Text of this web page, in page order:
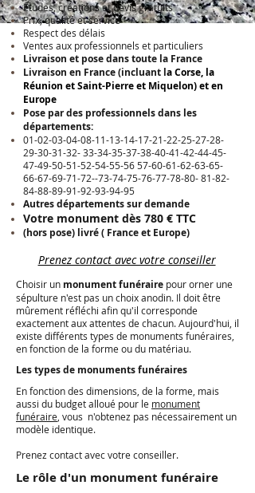
Études, créations et devis gratuits
Prix, qualité et service
Respect des délais
Ventes aux professionnels et particuliers
Livraison et pose dans toute la France
Livraison en France (incluant la Corse, la
Réunion et Saint-Pierre et Miquelon) et en
Europe
Pose par des professionnels dans les
départements:
01-02-03-04-08-11-13-14-17-21-22-25-27-28-
29-30-31-32-33-34-35-37-38-40-41-42-44-45-
47-49-50-51-52-54-55-56 57-60-61-62-63-65-
66-67-69-71-72--73-74-75-76-77-78-80-81-82-
84-88-89-91-92-93-94-95
Autres départements sur demande
Votre monument dès 780 € TTC
(hors pose) livré ( France et Europe)
Prenez contact avec votre conseiller
Choisir un monument funéraire pour orner une
sépulture n'est pas un choix anodin. Il doit être
mûrement réfléchi afin qu'il corresponde
exactement aux attentes de chacun. Aujourd'hui, il
existe différents types de monuments funéraires,
en fonction de la forme ou du matériau.
Les types de monuments funéraires
En fonction des dimensions, de la forme, mais
aussi du budget alloué pour le monument
funéraire , vous n'obtenez pas nécessairement un
modèle identique.
Prenez contact avec votre conseiller.
Le rôle d'un monument funéraire